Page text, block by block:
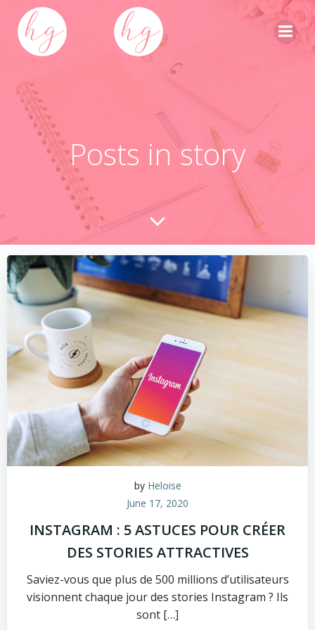
to
content
Posts in story
by Heloise
June 17, 2020
INSTAGRAM : 5 ASTUCES POUR CRÉER
DES STORIES ATTRACTIVES
Saviez-vous que plus de 500 millions d’utilisateurs
visionnent chaque jour des stories Instagram ? Ils
sont […]